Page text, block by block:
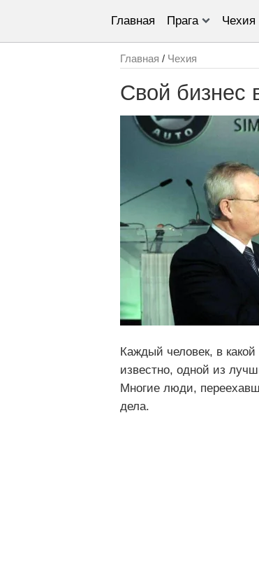
Главная Прага Чехия
Главная / Чехия
Свой бизнес
Каждый человек, в
известно, одной из
Многие люди,
дела.